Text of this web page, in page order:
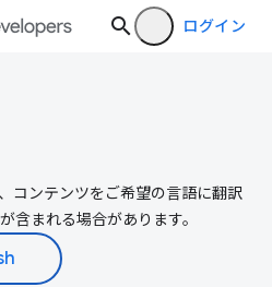
ログイン
コンテンツをご希望の言語に翻訳
含まれる場合があります。